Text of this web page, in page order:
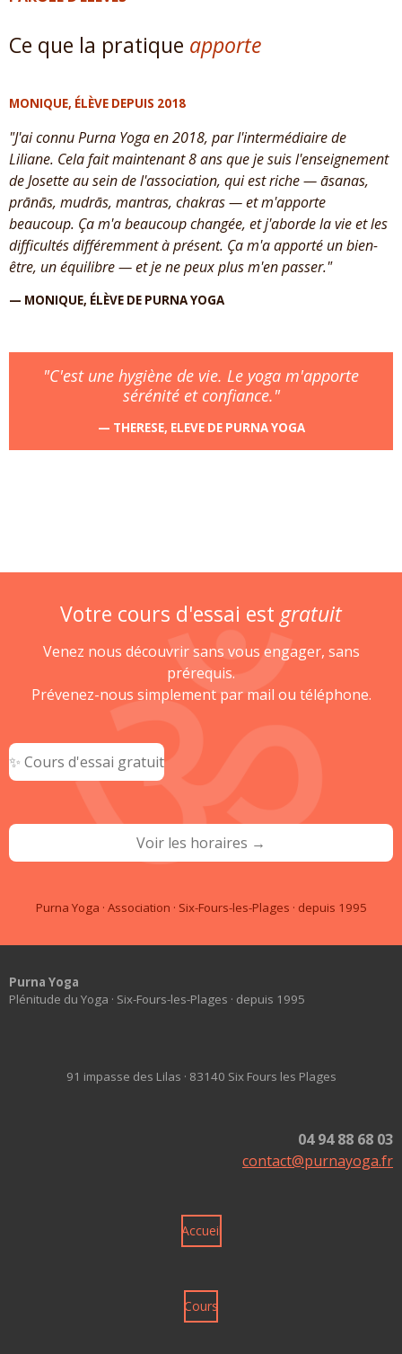
Ce que la pratique apporte
MONIQUE, ÉLÈVE DEPUIS 2018
"J'ai connu Purna Yoga en 2018, par l'intermédiaire de
Liliane. Cela fait maintenant 8 ans que je suis l'enseignement
de Josette au sein de l'association, qui est riche — āsanas,
prānās, mudrās, mantras, chakras — et m'apporte
beaucoup. Ça m'a beaucoup changée, et j'aborde la vie et les
difficultés différemment à présent. Ça m'a apporté un bien-
être, un équilibre — et je ne peux plus m'en passer."
— MONIQUE, ÉLÈVE DE PURNA YOGA
"C'est une hygiène de vie. Le yoga m'apporte
sérénité et confiance."
— THERESE, ELEVE DE PURNA YOGA
Votre cours d'essai est gratuit
Venez nous découvrir sans vous engager, sans
prérequis.
Prévenez-nous simplement par mail ou téléphone.
✨ Cours d'essai gratuit
Voir les horaires →
Purna Yoga · Association · Six-Fours-les-Plages · depuis 1995
Purna Yoga
Plénitude du Yoga · Six-Fours-les-Plages · depuis 1995
91 impasse des Lilas · 83140 Six Fours les Plages
04 94 88 68 03
contact@purnayoga.fr
Accueil
Cours